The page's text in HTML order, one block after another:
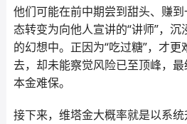
他们可能在前中期尝到甜头、赚
态转变为向他人宣讲的“讲师”，
的幻想中。正因为“吃过糖”，才
去，却未能察觉风险已至顶峰，
本金难保。
接下来，维塔金大概率就是以系